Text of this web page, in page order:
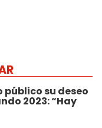
su deseo
2023: “Hay